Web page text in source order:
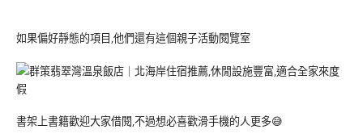
如果偏好靜態的項目,他們還有這個親子活動閱覽室
書架上書籍歡迎大家借閱,不過想必喜歡滑手機的人更多😅